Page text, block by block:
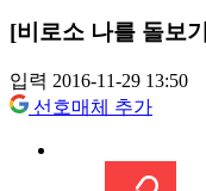
[비로소 나를 돌보
입력 2016-11-29 13:50
선호매체 추가